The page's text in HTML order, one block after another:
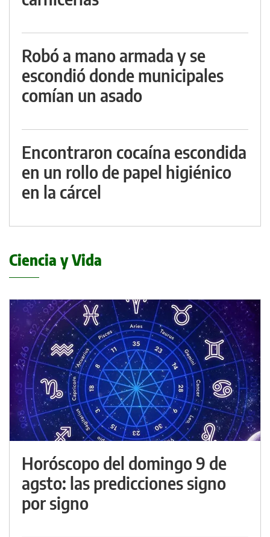
Robó a mano armada y se
escondió donde municipales
comían un asado
Encontraron cocaína escondida
en un rollo de papel higiénico
en la cárcel
Ciencia y Vida
Horóscopo del domingo 9 de
agsto: las predicciones signo
por signo